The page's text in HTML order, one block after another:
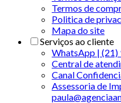
Termos de
Politica de
Mapa do site
Serviços ao cliente
WhatsApp | (21)
Central de
Canal
Assessoria de